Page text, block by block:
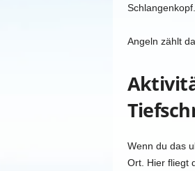
Schlangenkopf.
Angeln zählt
Wenn du das
Ort. Hier fliegt